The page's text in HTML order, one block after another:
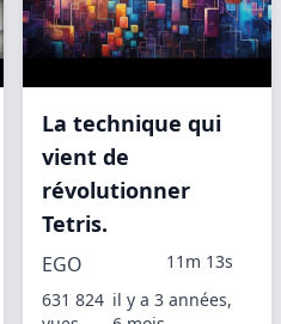
La technique qui
vient de
révolutionner
Tetris.
EGO
11m 13s
631 824 il y a 3 années,